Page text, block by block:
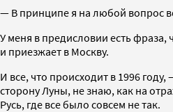
— В принципе я на любой вопрос
У меня в предисловии есть фраза,
и приезжает в Москву.
И все, что происходит в 1996
сторону Луны, не знаю, как на
Русь, где все было совсем не так.